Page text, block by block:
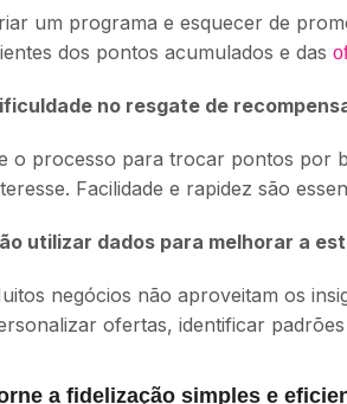
um programa e esquecer de
dos pontos acumulados e das
no resgate de
o processo para trocar pontos por
Facilidade e rapidez são
utilizar dados para melhorar a
negócios não aproveitam os
ofertas, identificar
a fidelização simples e